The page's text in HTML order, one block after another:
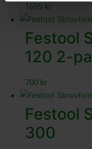
1695 kr
Festool
120 2-
700 kr
Festool
300